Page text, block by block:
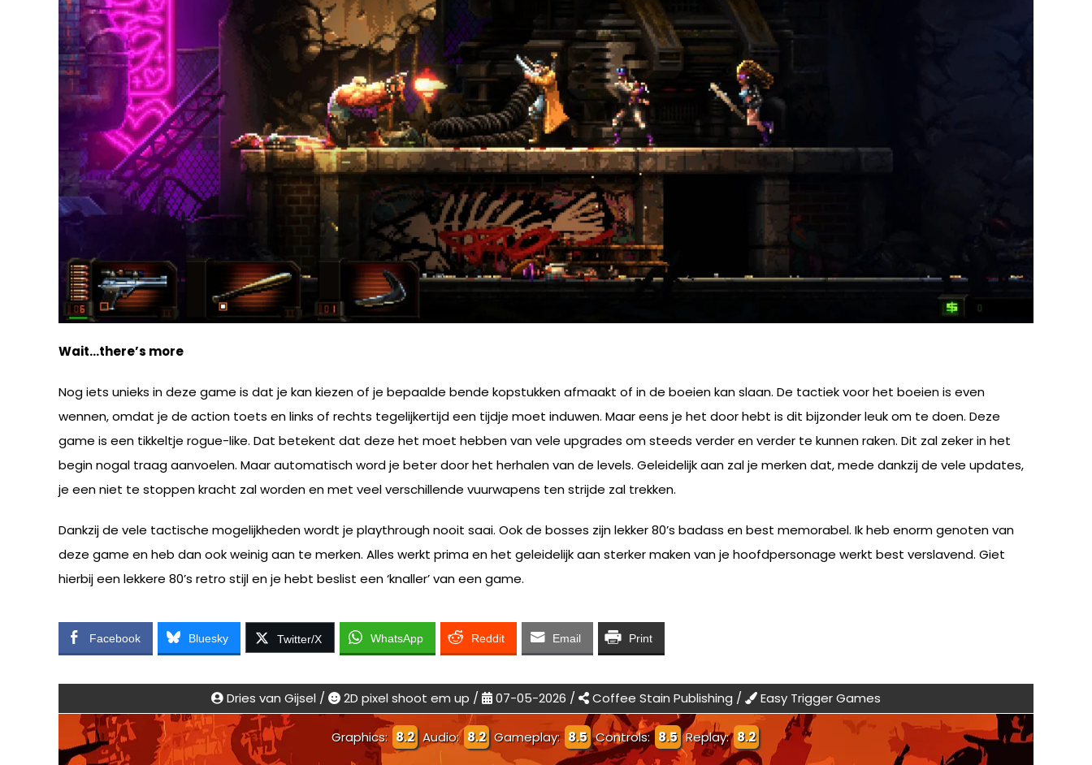
Wait…there’s more
Nog iets unieks in deze game is dat je kan kiezen of je bepaalde bende kopstukken afmaakt of in de boeien kan slaan. De tactiek voor het boeien is even
wennen, omdat je de action toets en links of rechts tegelijkertijd een tijdje moet induwen. Maar eens je het door hebt is dit bijzonder leuk om te doen. Deze
game is een tikkeltje rogue-like. Dat betekent dat deze het moet hebben van vele upgrades om steeds verder en verder te kunnen raken. Dit zal zeker in het
begin nogal traag aanvoelen. Maar automatisch word je beter door het herhalen van de levels. Geleidelijk aan zal je merken dat, mede dankzij de vele updates,
je een niet te stoppen kracht zal worden en met veel verschillende vuurwapens ten strijde zal trekken.
Dankzij de vele tactische mogelijkheden wordt je playthrough nooit saai. Ook de bosses zijn lekker 80’s badass en best memorabel. Ik heb enorm genoten van
deze game en heb dan ook weinig aan te merken. Alles werkt prima en het geleidelijk aan sterker maken van je hoofdpersonage werkt best verslavend. Giet
hierbij een lekkere 80’s retro stijl en je hebt beslist een ‘knaller’ van een game.
Facebook Bluesky Twitter/X WhatsApp Reddit Email Print
Dries van Gijsel / 2D pixel shoot em up / 07-05-2026 / Coffee Stain Publishing / Easy Trigger Games
Graphics: 8.2 Audio: 8.2 Gameplay: 8.5 Controls: 8.5 Replay: 8.2